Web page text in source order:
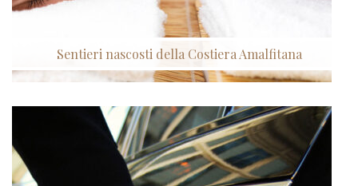
Sentieri nascosti della Costiera Amalfitana